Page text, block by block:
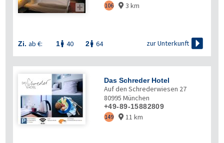
 106  3 km
Zi. ab €: 1 40 2 64 zur Unterkunft 
Das Schreder Hotel
Auf den Schrederwiesen 27
80995 München
+49-89-15882809
149  11 km